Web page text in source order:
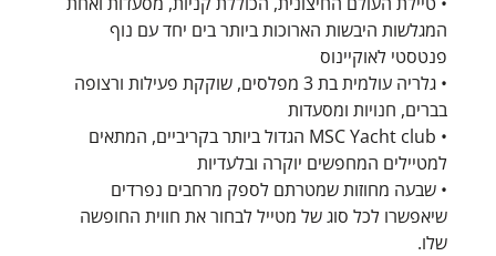
המגלשות היבשות הארוכות ביותר בים יחד עם נוף
פנטסטי לאוקיינוס
• גלריה עולמית בת 3 מפלסים, שוקקת פעילות ורצופה
בברים, חנויות ומסעדות
• MSC Yacht club הגדול ביותר בקריביים, המתאים
למטיילים המחפשים יוקרה ובלעדיות
• שבעה מחוזות שמטרתם לספק מרחבים נפרדים
שיאפשרו לכל סוג של מטייל לבחור את חווית החופשה
שלו.